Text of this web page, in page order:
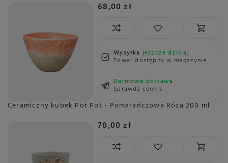
68,00 zł
Wysyłkajeszcze dzisiaj
Towar dostępny w magazynie
Darmowa dostawa
Sprawdź cennik
Ceramiczny kubek Pot Pot - Pomarańczowa Róża 200 ml
70,00 zł